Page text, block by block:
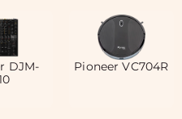
DJM-
Pioneer VC704R